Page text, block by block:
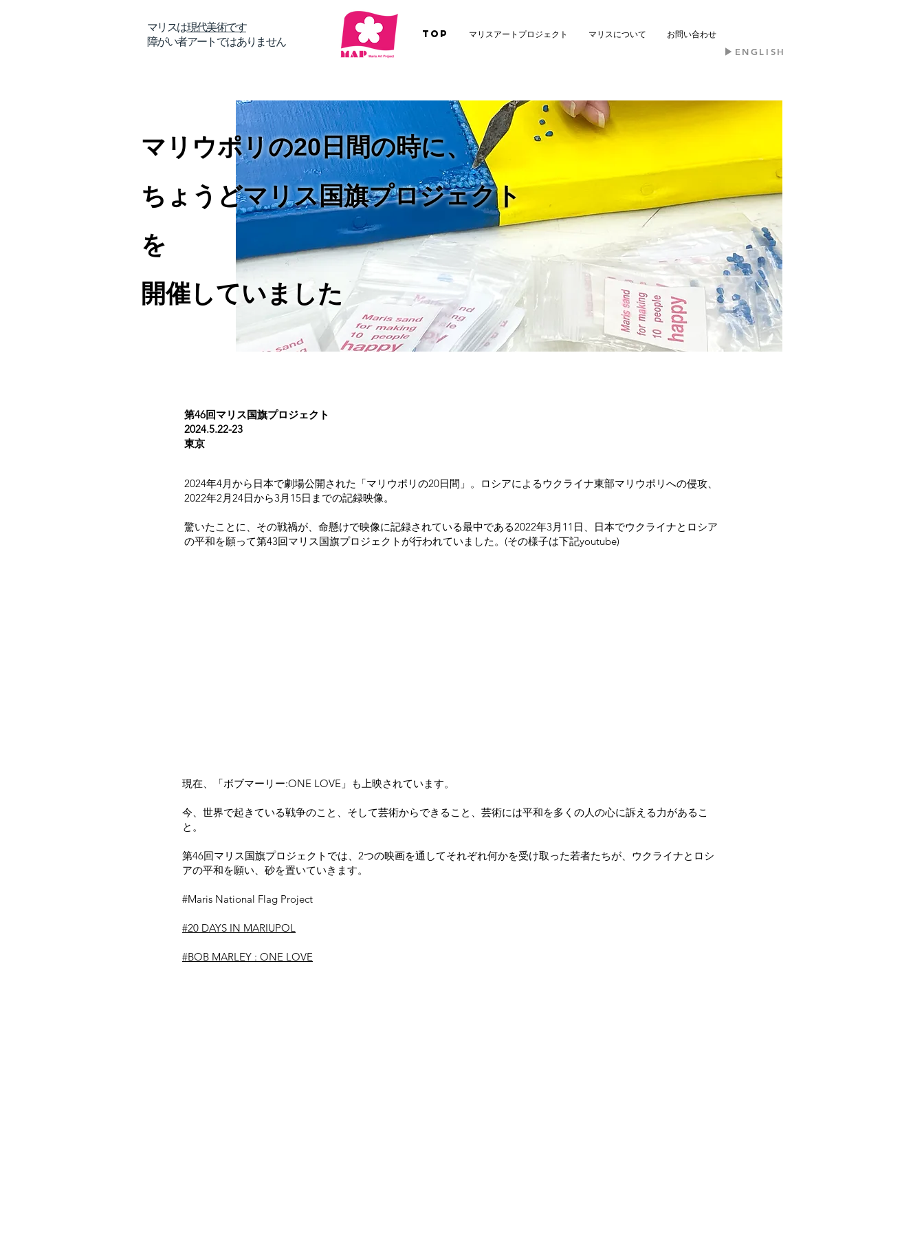
​マリスは​現代美術です
障がい者アートではありません
TOP マリスアートプロジェクト マリスについて お問い合わせ
​▶︎ENGLISH
マリウポリの20日間の時に、
ちょうどマリス国旗プロジェクト
を
開催していました
​第46回マリス国旗プロジェクト
2024.5.22-23
​東京
2024年4月から日本で劇場公開された「マリウポリの20日間」。ロシアによるウクライナ東部マリウポリへの侵攻、
2022年2月24日から3月15日までの記録映像。
驚いたことに、その戦禍が、命懸けで映像に記録されている最中である2022年3月11日、日本でウクライナとロシア
の平和を願って第43回マリス国旗プロジェクトが行われていました。(その様子は下記youtube)
現在、「ボブマーリー:ONE LOVE」も上映されています。
今、世界で起きている戦争のこと、そして芸術からできること、芸術には平和を多くの人の心に訴える力があるこ
と。
第46回マリス国旗プロジェクトでは、2つの映画を通してそれぞれ何かを受け取った若者たちが、ウクライナとロシ
アの平和を願い、砂を置いていきます。
#Maris National Flag Project
#20 DAYS IN MARIUPOL
#BOB MARLEY : ONE LOVE